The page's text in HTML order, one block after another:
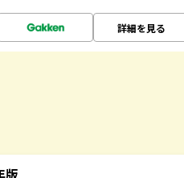
詳細を見る
版